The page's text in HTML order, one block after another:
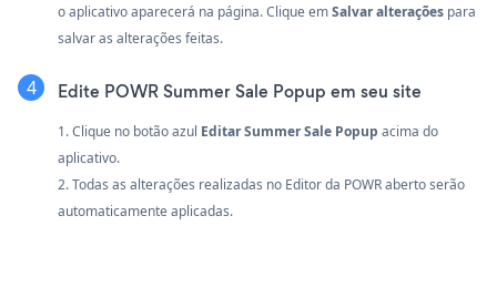
o aplicativo aparecerá na página. Clique emSalvar alterações para
salvar as alterações feitas.
Edite POWR Summer Sale Popup em seu site
1. Clique no botão azul Editar Summer Sale Popup acima do
aplicativo.
2. Todas as alterações realizadas no Editor da POWR aberto serão
automaticamente aplicadas.